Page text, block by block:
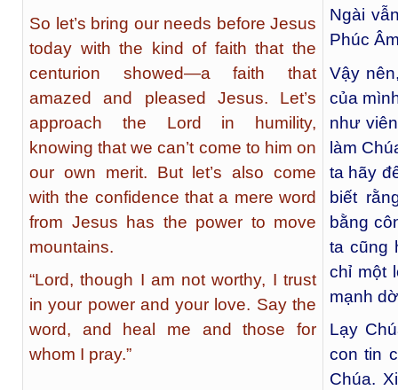
So let’s bring our needs before Jesus
today with the kind of faith that the
centurion showed—a faith that
amazed and pleased Jesus. Let’s
approach the Lord in humility,
knowing that we can’t come to him on
our own merit. But let’s also come
with the confidence that a mere word
from Jesus has the power to move
mountains.
“Lord, though I am not worthy, I trust
in your power and your love. Say the
word, and heal me and those for
whom I pray.”
Ngài
Phúc
Vậy
của
như
làm
ta hãy
biết
bằng
ta cũng
chỉ một
mạnh
Lạy
con tin
Chúa.